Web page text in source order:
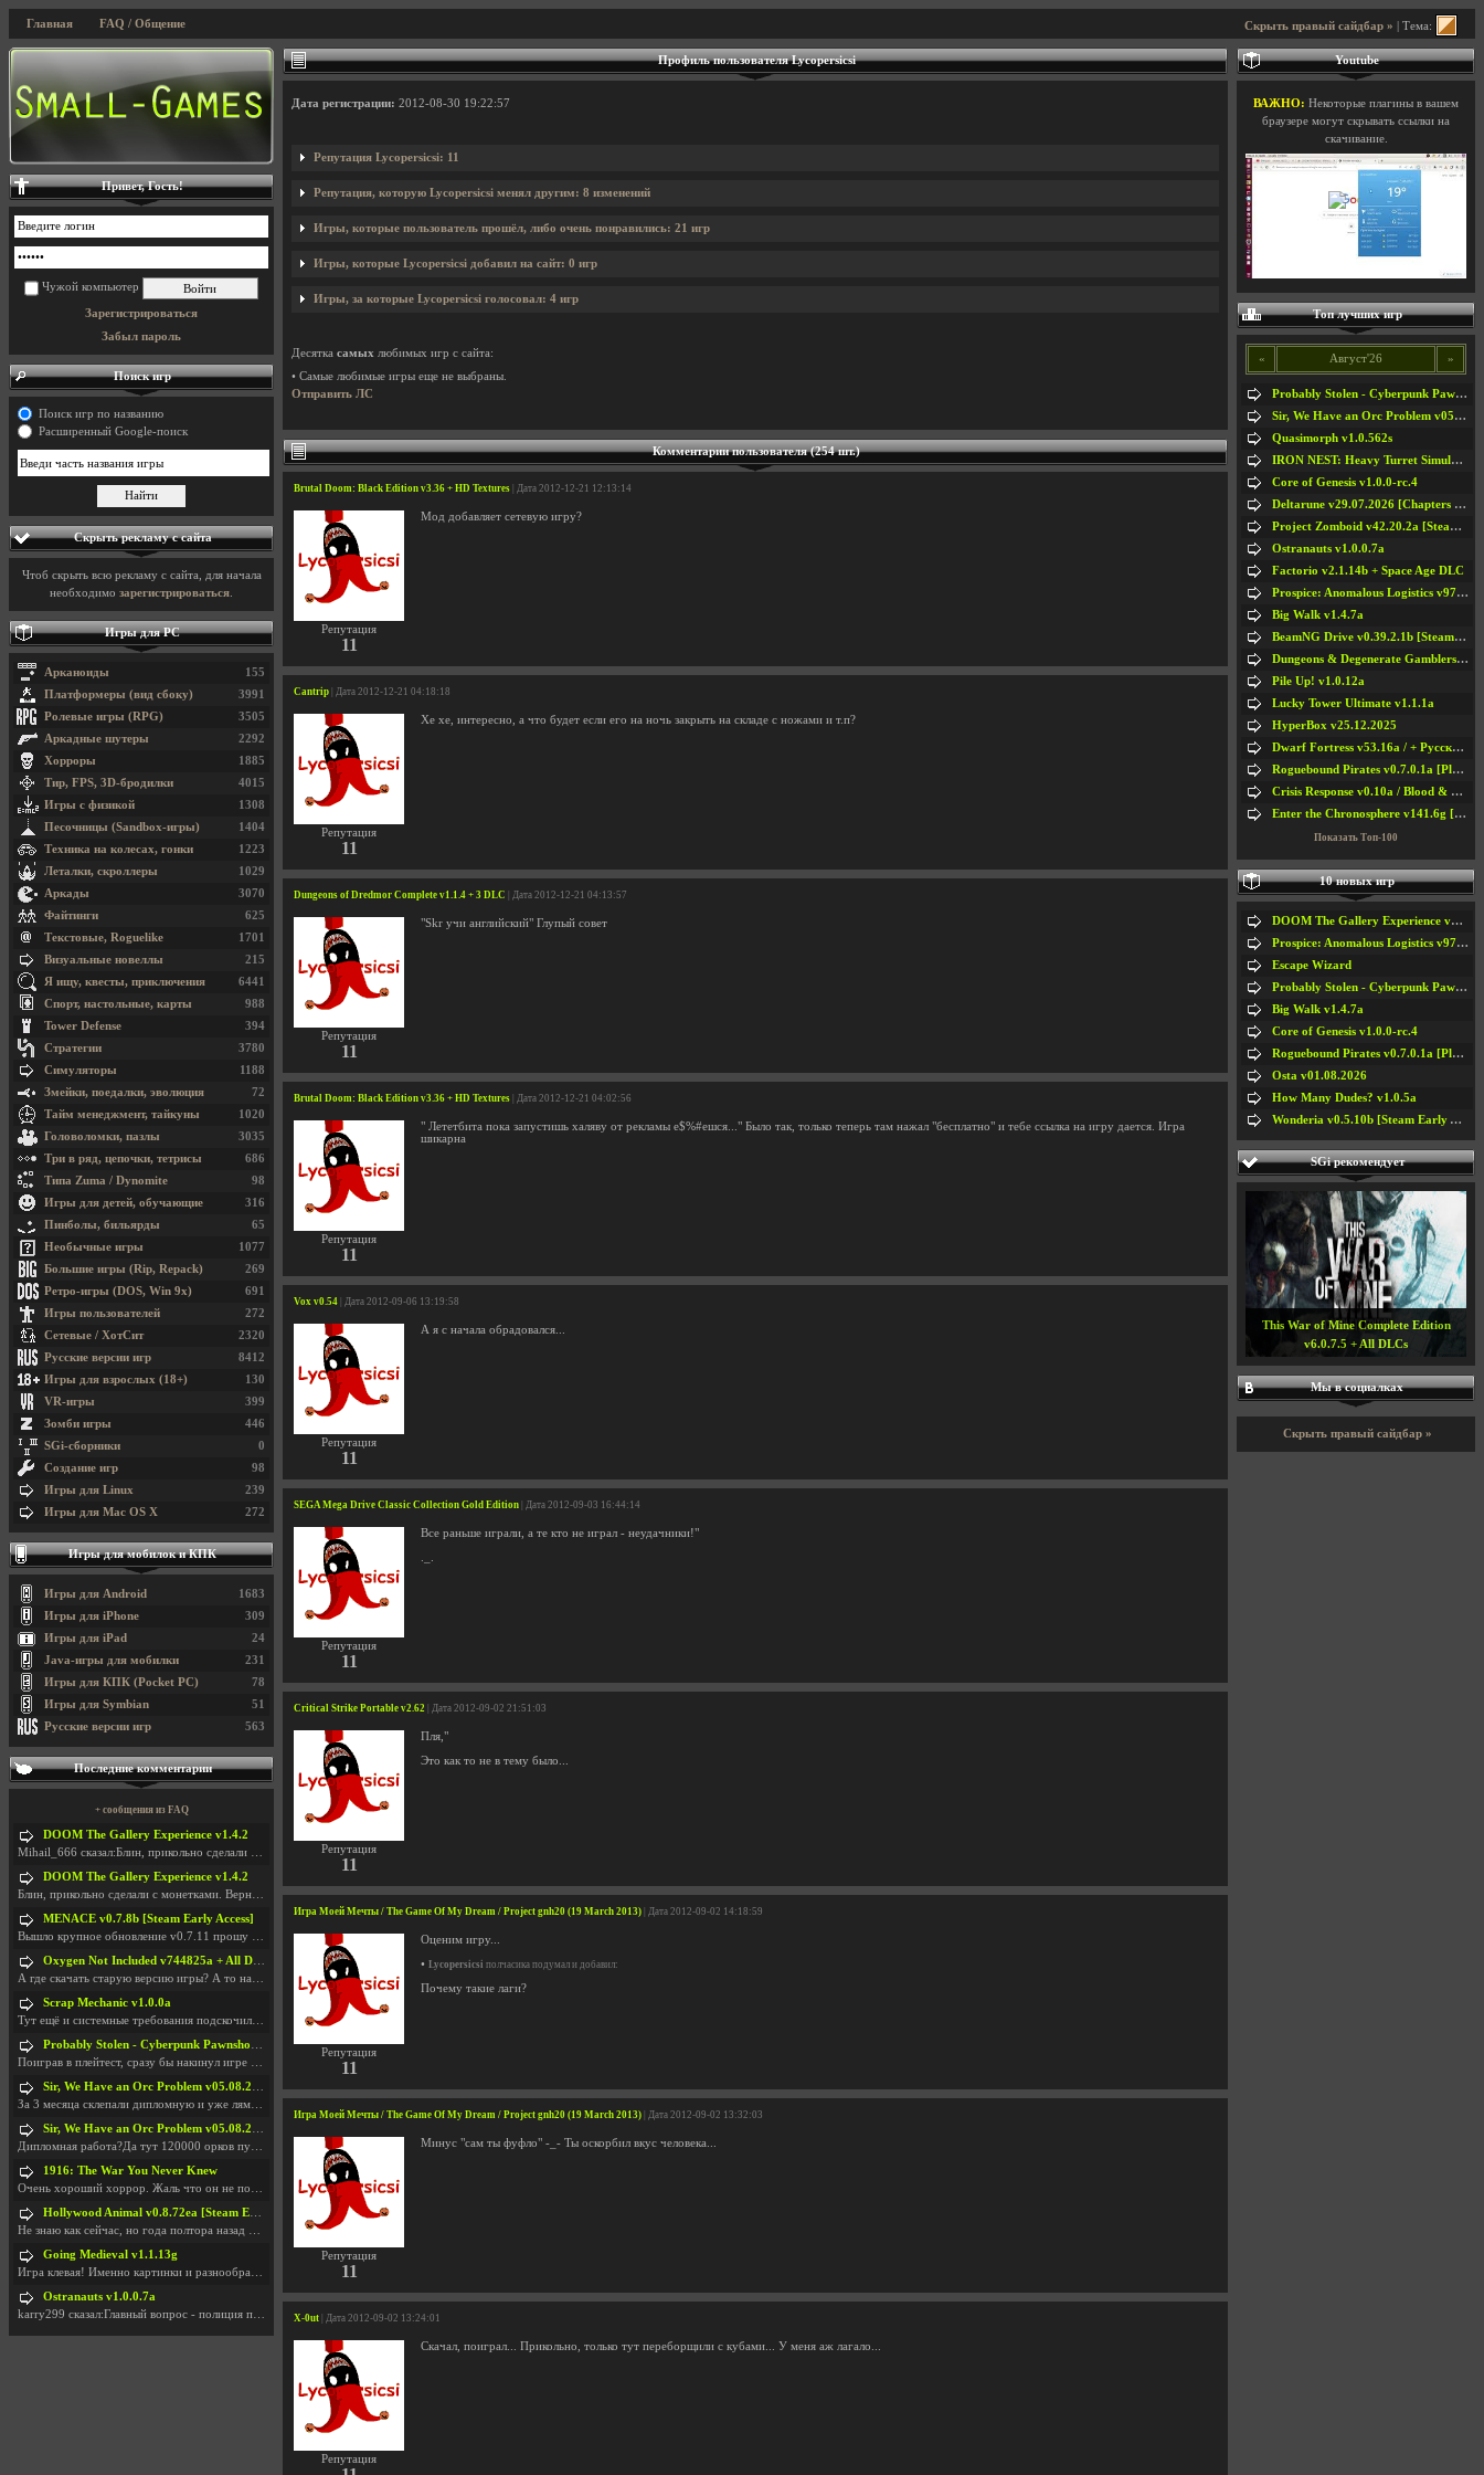
Скрыть правый сайдбар » | Тема:
Главная FAQ / Общение
Профиль пользователя Lycopersicsi
Дата регистрации: 2012-08-30 19:22:57
Репутация Lycopersicsi: 11
Репутация, которую Lycopersicsi менял другим: 8 изменений
Игры, которые пользователь прошёл, либо очень понравились: 21 игр
Игры, которые Lycopersicsi добавил на сайт: 0 игр
Игры, за которые Lycopersicsi голосовал: 4 игр
Десятка самых любимых игр с сайта:
• Самые любимые игры еще не выбраны.
Отправить ЛС
Комментарии пользователя (254 шт.)
Brutal Doom: Black Edition v3.36 + HD Textures | Дата 2012-12-21 12:13:14
Репутация
11
Мод добавляет сетевую игру?
Cantrip | Дата 2012-12-21 04:18:18
Репутация
11
Хе хе, интересно, а что будет если его на ночь закрыть на складе с ножами и т.п?
Dungeons of Dredmor Complete v1.1.4 + 3 DLC | Дата 2012-12-21 04:13:57
Репутация
11
"Skr учи английский" Глупый совет
Brutal Doom: Black Edition v3.36 + HD Textures | Дата 2012-12-21 04:02:56
Репутация
11
" Лететбита пока запустишь халяву от рекламы е$%#ешся..." Было так, только теперь там нажал "бесплатно" и тебе ссылка на игру дается. Игра
шикарна
Vox v0.54 | Дата 2012-09-06 13:19:58
Репутация
11
А я с начала обрадовался...
SEGA Mega Drive Classic Collection Gold Edition | Дата 2012-09-03 16:44:14
Репутация
11
Все раньше играли, а те кто не играл - неудачники!"
Critical Strike Portable v2.62 | Дата 2012-09-02 21:51:03
Репутация
11
Пля,"
Это как то не в тему было...
Игра Моей Мечты / The Game Of My Dream / Project gnh20 (19 March 2013) | Дата 2012-09-02 14:18:59
Репутация
11
Оценим игру...
• Lycopersicsi полчасика подумал и добавил:
Почему такие лаги?
Игра Моей Мечты / The Game Of My Dream / Project gnh20 (19 March 2013) | Дата 2012-09-02 13:32:03
Репутация
11
Минус "сам ты фуфло" -_- Ты оскорбил вкус человека...
X-0ut | Дата 2012-09-02 13:24:01
Репутация
Скачал, поиграл... Прикольно, только тут переборщили с кубами... У меня аж лагало...
Привет, Гость!
Чужой компьютер
Зарегистрироваться
Забыл пароль
Поиск игр
Поиск игр по названию
Расширенный Google-поиск
Скрыть рекламу с сайта
Чтоб скрыть всю рекламу с сайта, для начала
необходимо зарегистрироваться
Игры для PC
155
Арканоиды
3991
Платформеры (вид сбоку)
3505
Ролевые игры (RPG)
2292
Аркадные шутеры
1885
Хорроры
4015
Тир, FPS, 3D-бродилки
1308
Игры с физикой
1404
Песочницы (Sandbox-игры)
1223
Техника на колесах, гонки
1029
Леталки, скроллеры
3070
Аркады
625
Файтинги
1701
Текстовые, Roguelike
215
Визуальные новеллы
6441
Я ищу, квесты, приключения
988
Спорт, настольные, карты
394
Tower Defense
3780
Стратегии
1188
Симуляторы
72
Змейки, поедалки, эволюция
1020
Тайм менеджмент, тайкуны
3035
Головоломки, пазлы
686
Три в ряд, цепочки, тетрисы
98
Типа Zuma / Dynomite
316
Игры для детей, обучающие
65
Пинболы, бильярды
1077
Необычные игры
269
Большие игры (Rip, Repack)
691
Ретро-игры (DOS, Win 9x)
272
Игры пользователей
2320
Сетевые / ХотСит
8412
Русские версии игр
130
Игры для взрослых (18+)
399
VR-игры
446
Зомби игры
0
SGi-сборники
98
Создание игр
239
Игры для Linux
272
Игры для Mac OS X
Игры для мобилок и КПК
1683
Игры для Android
309
Игры для iPhone
24
Игры для iPad
231
Java-игры для мобилки
78
Игры для КПК (Pocket PC)
51
Игры для Symbian
563
Русские версии игр
Последние комментарии
+ сообщения из FAQ
DOOM The Gallery Experience v1.4.2
Mihail_666 сказал:Блин, прикольно сделали с монетк
DOOM The Gallery Experience v1.4.2
Блин, прикольно сделали с монетками. Вернулся в св
MENACE v0.7.8b [Steam Early Access]
Вышло крупное обновление v0.7.11 прошу обновить
Oxygen Not Included v744825a + All DLC
А где скачать старую версию игры? А то на новой но
Scrap Mechanic v1.0.0a
Тут ещё и системные требования подскочили. Если не
Probably Stolen - Cyberpunk Pawnshop Simulator v048c [Playtest]
Поиграв в плейтест, сразу бы накинул игре наивысши
Sir, We Have an Orc Problem v05.08.2026
За 3 месяца склепали дипломную и уже лям двести ба
Sir, We Have an Orc Problem v05.08.2026
Дипломная работа?Да тут 120000 орков путь выбирают
1916: The War You Never Knew
Очень хороший хоррор. Жаль что он не получил должн
Hollywood Animal v0.8.72ea [Steam Early Access]
Не знаю как сейчас, но года полтора назад игра был
Going Medieval v1.1.13g
Игра клевая! Именно картинки и разнообразия в стро
Ostranauts v1.0.0.7a
karry299 сказал:Главный вопрос - полиция по-прежне
Youtube
ВАЖНО: Некоторые плагины в вашем
браузере могут скрывать ссылки на
скачивание.
Топ лучших игр
« Август'26 »
Probably Stolen - Cyberpunk Pawnshop Simulator v048c [Playtest]
Sir, We Have an Orc Problem v05.08.2026
Quasimorph v1.0.562s
IRON NEST: Heavy Turret Simulator v1.0a
Core of Genesis v1.0.0-rc.4
Deltarune v29.07.2026 [Chapters 1-5] / + RUS [Chapters 1-5]
Project Zomboid v42.20.2a [Steam Early Access]
Ostranauts v1.0.0.7a
Factorio v2.1.14b + Space Age DLC
Prospice: Anomalous Logistics v97 [Playtest]
Big Walk v1.4.7a
BeamNG Drive v0.39.2.1b [Steam Early Access]
Dungeons & Degenerate Gamblers v2.0.2a
Pile Up! v1.0.12a
Lucky Tower Ultimate v1.1.1a
HyperBox v25.12.2025
Dwarf Fortress v53.16a / + Русская Версия v50.12a
Roguebound Pirates v0.7.0.1a [Playtest]
Crisis Response v0.10a / Blood & Bullet
Enter the Chronosphere v141.6g [Steam Early Access]
Показать Топ-100
10 новых игр
DOOM The Gallery Experience v1.4.2
Prospice: Anomalous Logistics v97 [Playtest]
Escape Wizard
Probably Stolen - Cyberpunk Pawnshop Simulator v048c [Playtest]
Big Walk v1.4.7a
Core of Genesis v1.0.0-rc.4
Roguebound Pirates v0.7.0.1a [Playtest]
Osta v01.08.2026
How Many Dudes? v1.0.5a
Wonderia v0.5.10b [Steam Early Access]
SGi рекомендует
This War of Mine Complete Edition
v6.0.7.5 + All DLCs
Мы в социалках
Скрыть правый сайдбар »